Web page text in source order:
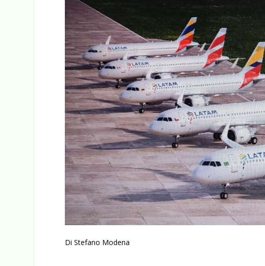
Di Stefano Modena